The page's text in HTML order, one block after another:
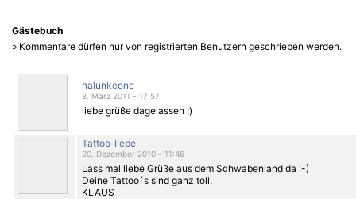
Gästebuch
» Kommentare dürfen nur von registrierten Benutzern geschrieben werden.
halunkeone
8. März 2011 - 17:57
liebe grüße dagelassen ;)
Tattoo_liebe
20. Dezember 2010 - 11:46
Lass mal liebe Grüße aus dem Schwabenland da :-)
Deine Tattoo´s sind ganz toll.
KLAUS